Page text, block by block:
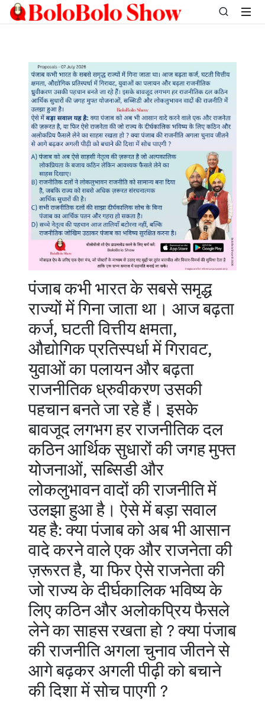
पंजाब कभी भारत के सबसे समृद्ध
राज्यों में गिना जाता था। आज बढ़ता
कर्ज, घटती वित्तीय क्षमता,
औद्योगिक प्रतिस्पर्धा में गिरावट,
युवाओं का पलायन और बढ़ता
राजनीतिक ध्रुवीकरण उसकी
पहचान बनते जा रहे हैं। इसके
बावजूद लगभग हर राजनीतिक दल
कठिन आर्थिक सुधारों की जगह मुफ्त
योजनाओं, सब्सिडी और
लोकलुभावन वादों की राजनीति में
उलझा हुआ है। ऐसे में बड़ा सवाल
यह है: क्या पंजाब को अब भी आसान
वादे करने वाले एक और राजनेता की
ज़रूरत है, या फिर ऐसे राजनेता की
जो राज्य के दीर्घकालिक भविष्य के
लिए कठिन और अलोकप्रिय फैसले
लेने का साहस रखता हो ? क्या पंजाब
की राजनीति अगला चुनाव जीतने से
आगे बढ़कर अगली पीढ़ी को बचाने
की दिशा में सोच पाएगी ?